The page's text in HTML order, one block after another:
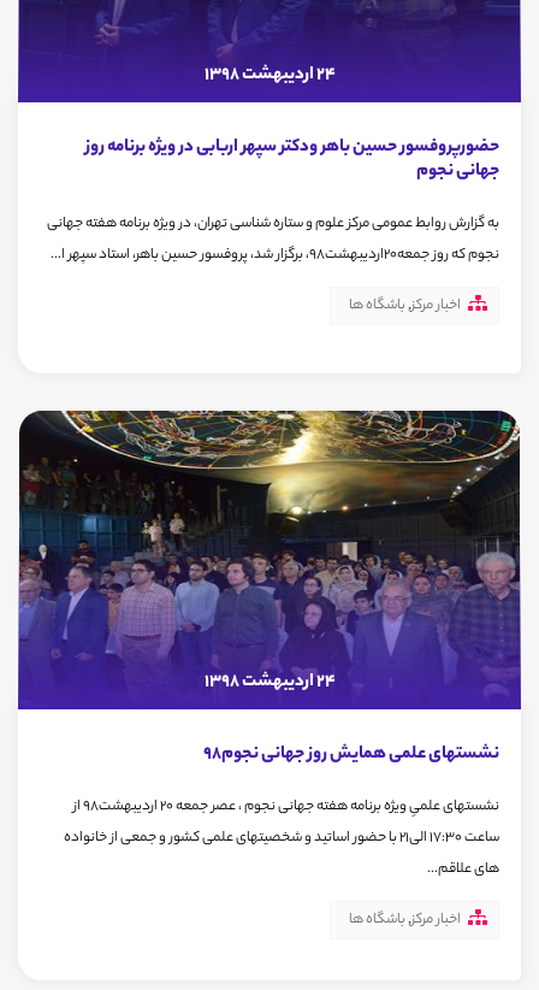
24 اردیبهشت 1398
حضورپروفسور حسین باهر ودکتر سپهر اربابی در ویژه برنامه روز
جهانی نجوم
به گزارش روابط عمومی مرکز علوم و ستاره شناسی تهران، در ویژه برنامه هفته جهانی
نجوم که روز جمعه20اردیبهشت98، برگزار شد، پروفسور حسین باهر، استاد سپهر ا...
اخبار مرکز,باشگاه ها
24 اردیبهشت 1398
نشستهای علمی همایش روز جهانی نجوم98
نشستهای علمیِ ويژه برنامه هفته جهانی نجوم ، عصر جمعه 20 اردیبهشت98 از
ساعت 17:30 الی21 با حضور اساتید و شخصیتهای علمی کشور و جمعی از خانواده
های علاقم...
اخبار مرکز,باشگاه ها